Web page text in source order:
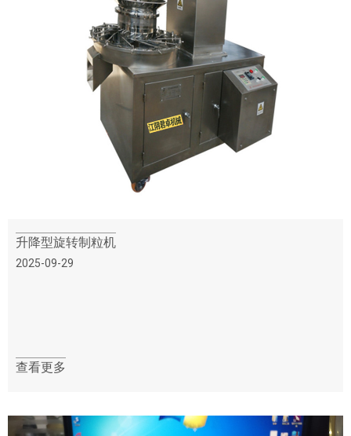
升降型旋转制粒机
2025-09-29
查看更多